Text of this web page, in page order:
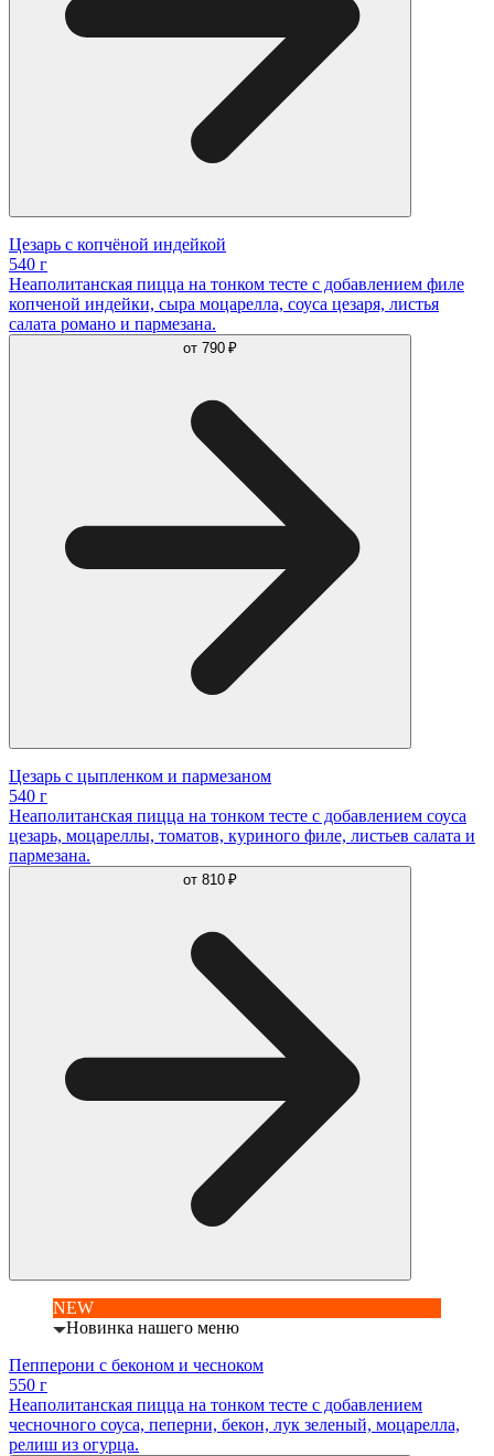
Цезарь с копчёной индейкой
540 г
Неаполитанская пицца на тонком тесте с добавлением филе
копченой индейки, сыра моцарелла, соуса цезаря, листья
салата романо и пармезана.
от 790 ₽
Цезарь с цыпленком и пармезаном
540 г
Неаполитанская пицца на тонком тесте с добавлением соуса
цезарь, моцареллы, томатов, куриного филе, листьев салата и
пармезана.
от 810 ₽
NEW
Новинка нашего меню
Пепперони с беконом и чесноком
550 г
Неаполитанская пицца на тонком тесте с добавлением
чесночного соуса, пеперни, бекон, лук зеленый, моцарелла,
релиш из огурца.